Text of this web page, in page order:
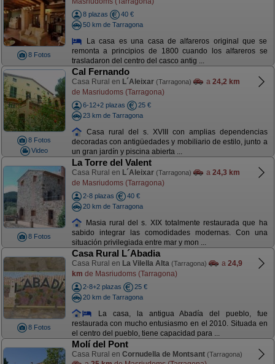
8 Fotos
8 plazas
40 €
50 km de Tarragona
La casa es una casa de alfareros original que se
remonta a principios de 1800 cuando los alfareros se
trasladaron del centro del casco antig ...
8 Fotos
Video
Cal Fernando
Casa Rural en L´Aleixar (Tarragona) a 24,2 km
de Masriudoms (Tarragona)
6-12+2 plazas
25 €
23 km de Tarragona
Casa rural del s. XVIII con amplias dependencias
decoradas con antigüedades y mobiliario de estilo, junto a
un gran jardín y piscina abierta ...
8 Fotos
La Torre del Valent
Casa Rural en L´Aleixar (Tarragona) a 24,3 km
de Masriudoms (Tarragona)
2-8 plazas
40 €
20 km de Tarragona
Masia rural del s. XIX totalmente restaurada que ha
sabido integrar las comodidades modernas. Con una
situación privilegiada entre mar y mon ...
8 Fotos
Casa Rural L´Abadia
Casa Rural en La Vilella Alta (Tarragona) a 24,9
km de Masriudoms (Tarragona)
2-8+2 plazas
25 €
20 km de Tarragona
La casa, la antigua Abadía del pueblo, fue
restaurada con mucho entusiasmo en el 2010. Situada en
el centro del pueblo, tiene capacidad para ...
Molí del Pont
Casa Rural en Cornudella de Montsant (Tarragona)